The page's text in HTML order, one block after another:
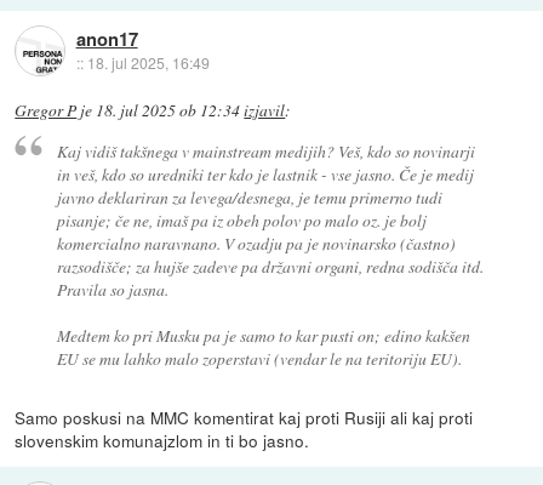
anon17
:: 18. jul 2025, 16:49
Gregor P je 18. jul 2025 ob 12:34izjavil:
Kaj vidiš takšnega v mainstream medijih? Veš, kdo so novinarji
in veš, kdo so uredniki ter kdo je lastnik - vse jasno. Če je medij
javno deklariran za levega/desnega, je temu primerno tudi
pisanje; če ne, imaš pa iz obeh polov po malo oz. je bolj
komercialno naravnano. V ozadju pa je novinarsko (častno)
razsodišče; za hujše zadeve pa državni organi, redna sodišča itd.
Pravila so jasna.
Medtem ko pri Musku pa je samo to kar pusti on; edino kakšen
EU se mu lahko malo zoperstavi (vendar le na teritoriju EU).
Samo poskusi na MMC komentirat kaj proti Rusiji ali kaj proti
slovenskim komunajzlom in ti bo jasno.